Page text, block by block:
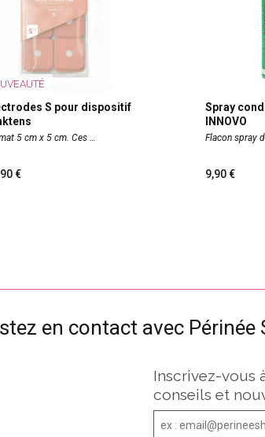
S pour dispositif
5 cm x 5 cm. Ces
Spray
INNOVO
Flacon spray
9,90
en contact avec Périnée
Inscrivez-vous
conseils et